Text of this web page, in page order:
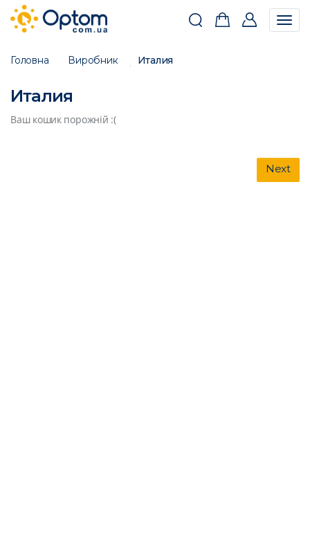
Головна
Виробник Италия
Италия
Ваш кошик порожній :(
Next